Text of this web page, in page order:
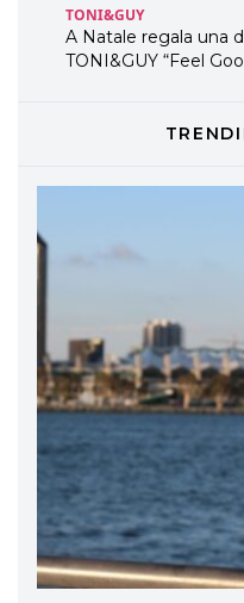
TONI&GUY
A Natale regala una
TONI&GUY “Feel
LABEL.M lancia la
professionali